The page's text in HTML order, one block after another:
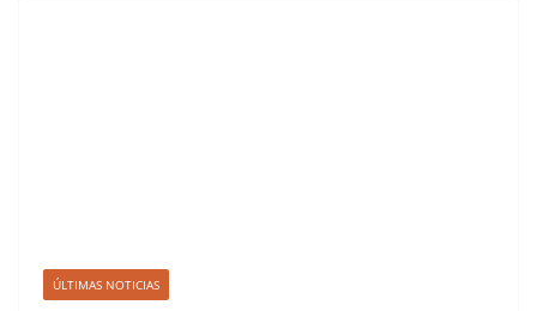
ÚLTIMAS NOTICIAS